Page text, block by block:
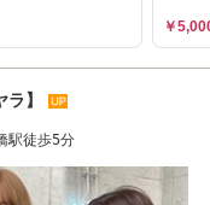
￥
】
駅徒歩5分